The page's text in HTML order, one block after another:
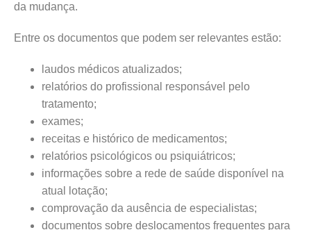
da mudança.
Entre os documentos que podem ser relevantes estão:
laudos médicos atualizados;
relatórios do profissional responsável pelo
tratamento;
exames;
receitas e histórico de medicamentos;
relatórios psicológicos ou psiquiátricos;
informações sobre a rede de saúde disponível na
atual lotação;
comprovação da ausência de especialistas;
documentos sobre deslocamentos frequentes para